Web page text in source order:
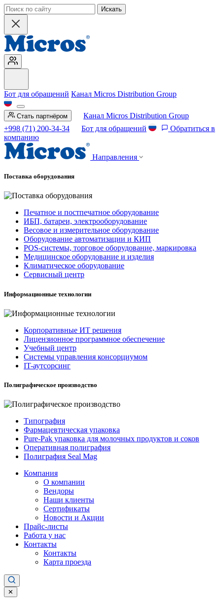
Искать
Бот для обращений Канал Micros Distribution Group
Стать партнёром
Канал Micros Distribution Group
+998 (71) 200-34-34
Бот для обращений
Обратиться в
компанию
Направления
Поставка оборудования
Печатное и постпечатное оборудование
ИБП, батареи, электрооборудование
Весовое и измерительное оборудование
Оборудование автоматизации и КИП
POS-системы, торговое оборудование, маркировка
Медицинское оборудование и изделия
Климатическое оборудование
Сервисный центр
Информационные технологии
Корпоративные ИТ решения
Лицензионное программное обеспечение
Учебный центр
Системы управления консорциумом
IT-аутсорсинг
Полиграфическое производство
Типография
Фармацевтическая упаковка
Pure-Pak упаковка для молочных продуктов и соков
Оперативная полиграфия
Полиграфия Seal Mag
Компания
О компании
Вендоры
Наши клиенты
Сертификаты
Новости и Акции
Прайс-листы
Работа у нас
Контакты
Контакты
Карта проезда
✕